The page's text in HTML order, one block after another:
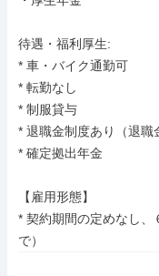
待遇・福利厚生:
* 車・バイク通勤可
* 転勤なし
* 制服貸与
* 退職金制度あり（退職
* 確定拠出年金
【雇用形態】
* 契約期間の定めなし、
で）